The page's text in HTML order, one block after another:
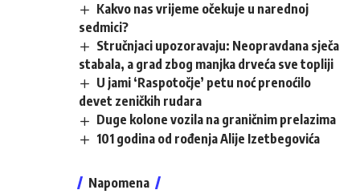
Kakvo nas vrijeme očekuje u narednoj
sedmici?
Stručnjaci upozoravaju: Neopravdana sječa
stabala, a grad zbog manjka drveća sve topliji
U jami ‘Raspotočje’ petu noć prenoćilo
devet zeničkih rudara
Duge kolone vozila na graničnim prelazima
101 godina od rođenja Alije Izetbegovića
Napomena